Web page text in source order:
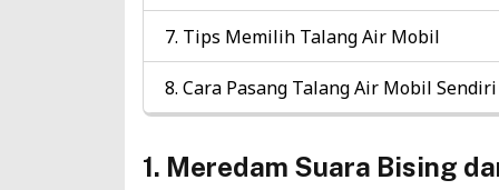
Tips Memilih Talang Air Mobil
Cara Pasang Talang Air Mobil Sendiri
1. Meredam Suara Bising